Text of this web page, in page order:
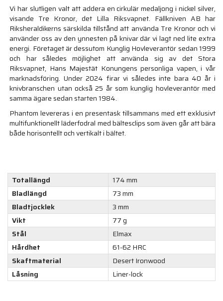
Vi har slutligen valt att addera en cirkulär medaljong i nickel silver,
visande Tre Kronor, det Lilla Riksvapnet. Fällkniven AB har
Riksheraldikerns särskilda tillstånd att använda Tre Kronor och vi
använder oss av den ynnesten på knivar där vi lagt ned lite extra
energi. Företaget är dessutom Kunglig Hovleverantör sedan 1999
och har således möjlighet att använda sig av det Stora
Riksvapnet, Hans Majestät Konungens personliga vapen, i vår
marknadsföring. Under 2024 firar vi således inte bara 40 år i
knivbranschen utan också 25 år som kunglig hovleverantör med
samma ägare sedan starten 1984.
Phantom levereras i en presentask tillsammans med ett exklusivt
multifunktionellt läderfodral med bältesclips som även går att bära
både horisontellt och vertikalt i bältet.
Totallängd
174 mm
Bladlängd
73 mm
Bladtjocklek
3 mm
Vikt
77 g
Stål
Elmax
Hårdhet
61-62 HRC
Skaftmaterial
Desert Ironwood
Låsning
Liner-lock